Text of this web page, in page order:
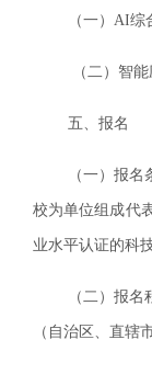
（一）AI综合
（二）智能应
五、报名
（一）报名条
校为单位组成代
业水平认证的科
（二）报名程
（自治区、直辖